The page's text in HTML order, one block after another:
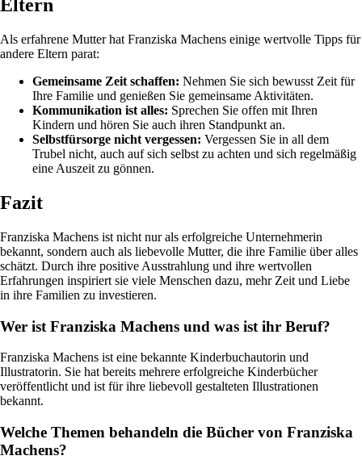
Eltern
Als erfahrene Mutter hat Franziska Machens einige wertvolle Tipps für
andere Eltern parat:
Gemeinsame Zeit schaffen: Nehmen Sie sich bewusst Zeit für
Ihre Familie und genießen Sie gemeinsame Aktivitäten.
Kommunikation ist alles: Sprechen Sie offen mit Ihren
Kindern und hören Sie auch ihren Standpunkt an.
Selbstfürsorge nicht vergessen: Vergessen Sie in all dem
Trubel nicht, auch auf sich selbst zu achten und sich regelmäßig
eine Auszeit zu gönnen.
Fazit
Franziska Machens ist nicht nur als erfolgreiche Unternehmerin
bekannt, sondern auch als liebevolle Mutter, die ihre Familie über alles
schätzt. Durch ihre positive Ausstrahlung und ihre wertvollen
Erfahrungen inspiriert sie viele Menschen dazu, mehr Zeit und Liebe
in ihre Familien zu investieren.
Wer ist Franziska Machens und was ist ihr Beruf?
Franziska Machens ist eine bekannte Kinderbuchautorin und
Illustratorin. Sie hat bereits mehrere erfolgreiche Kinderbücher
veröffentlicht und ist für ihre liebevoll gestalteten Illustrationen
bekannt.
Welche Themen behandeln die Bücher von Franziska
Machens?